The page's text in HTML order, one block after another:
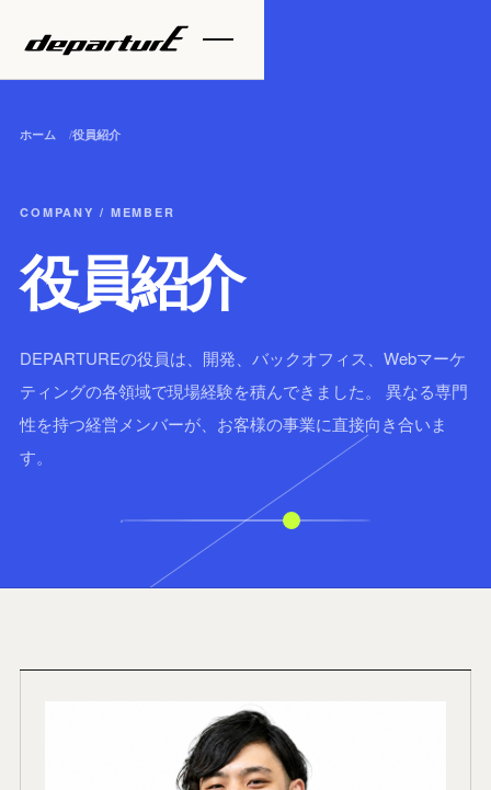
ホーム 役員紹介
COMPANY / MEMBER
役員紹介
DEPARTUREの役員は、開発、バックオフィス、Webマーケ
ティングの各領域で現場経験を積んできました。 異なる専門
性を持つ経営メンバーが、お客様の事業に直接向き合いま
す。